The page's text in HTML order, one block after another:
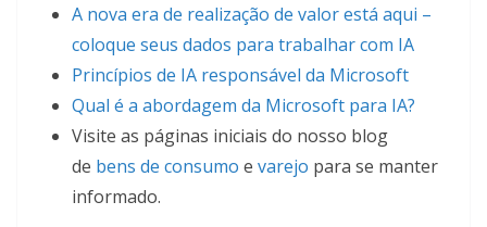
A nova era de realização de valor está aqui –
coloque seus dados para trabalhar com IA
Princípios de IA responsável da Microsoft
Qual é a abordagem da Microsoft para IA?
Visite as páginas iniciais do nosso blog
de bens de consumo e varejo para se manter
informado.